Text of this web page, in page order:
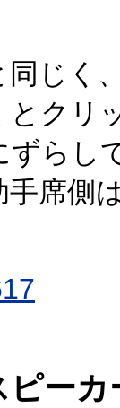
同じく
とクリ
ずらし
手席側
ピーカ